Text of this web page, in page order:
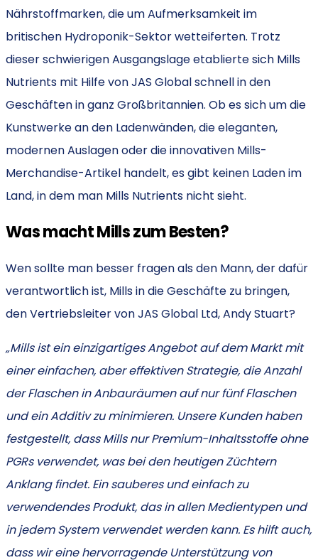
Nährstoffmarken, die um Aufmerksamkeit im
britischen Hydroponik-Sektor wetteiferten. Trotz
dieser schwierigen Ausgangslage etablierte sich Mills
Nutrients mit Hilfe von JAS Global schnell in den
Geschäften in ganz Großbritannien. Ob es sich um die
Kunstwerke an den Ladenwänden, die eleganten,
modernen Auslagen oder die innovativen Mills-
Merchandise-Artikel handelt, es gibt keinen Laden im
Land, in dem man Mills Nutrients nicht sieht.
Was macht Mills zum Besten?
Wen sollte man besser fragen als den Mann, der dafür
verantwortlich ist, Mills in die Geschäfte zu bringen,
den Vertriebsleiter von JAS Global Ltd, Andy Stuart?
„Mills ist ein einzigartiges Angebot auf dem Markt mit
einer einfachen, aber effektiven Strategie, die Anzahl
der Flaschen in Anbauräumen auf nur fünf Flaschen
und ein Additiv zu minimieren. Unsere Kunden haben
festgestellt, dass Mills nur Premium-Inhaltsstoffe ohne
PGRs verwendet, was bei den heutigen Züchtern
Anklang findet. Ein sauberes und einfach zu
verwendendes Produkt, das in allen Medientypen und
in jedem System verwendet werden kann. Es hilft auch,
dass wir eine hervorragende Unterstützung von